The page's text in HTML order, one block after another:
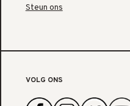
Steun ons
VOLG ONS